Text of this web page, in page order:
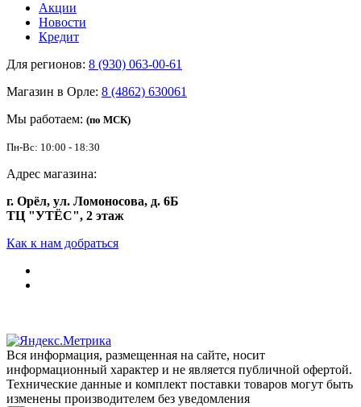
Акции
Новости
Кредит
Для регионов: 8 (930) 063-00-61
Магазин в Орле: 8 (4862) 630061
Мы работаем: (по МСК)
Пн-Вс: 10:00 - 18:30
Адрес магазина:
г. Орёл, ул. Ломоносова, д. 6Б
ТЦ "УТЁС", 2 этаж
Как к нам добраться
Вся информация, размещенная на сайте, носит
информационный характер и не является публичной офертой.
Технические данные и комплект поставки товаров могут быть
изменены производителем без уведомления